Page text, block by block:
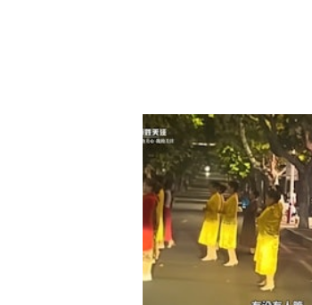
內地大媽考車牌｢撞穿